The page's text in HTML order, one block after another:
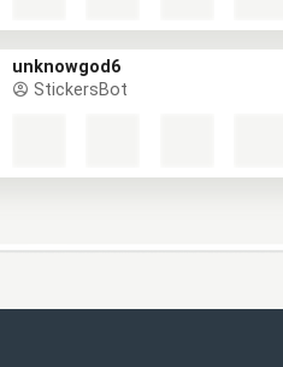
unknowgod6
StickersBot